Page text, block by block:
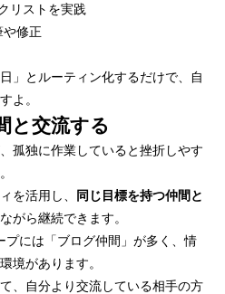
リストを実践
修正
」とルーティン化するだけで、自
よ。
と交流する
孤独に作業していると挫折しやす
を活用し、
同じ目標を持つ仲間と
がら継続できます。
には「ブログ仲間」が多く、情
境があります。
、自分より交流している相手の方